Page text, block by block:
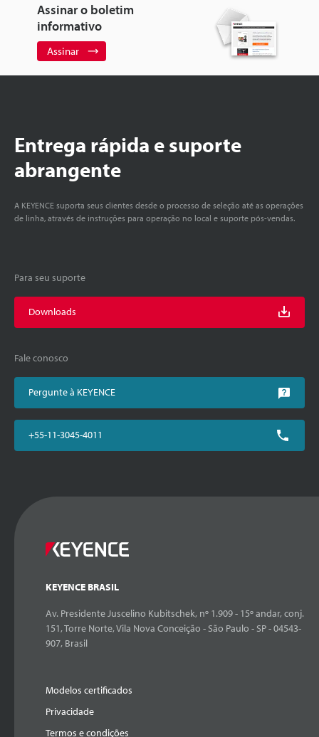
Assinar o boletim
informativo
Assinar
Entrega rápida e suporte
abrangente
A KEYENCE suporta seus clientes desde o processo de seleção até as operações
de linha, através de instruções para operação no local e suporte pós-vendas.
Para seu suporte
Downloads
Fale conosco
Pergunte à KEYENCE
+55-11-3045-4011
KEYENCE BRASIL
Av. Presidente Juscelino Kubitschek, nº 1.909 - 15º andar, conj.
151, Torre Norte, Vila Nova Conceição - São Paulo - SP - 04543-
907, Brasil
Modelos certificados
Privacidade
Termos e condições